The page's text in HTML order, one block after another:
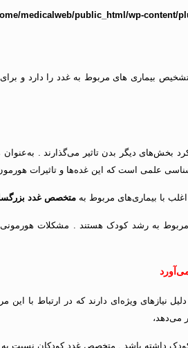
medicalweb/public_html/wp-content/
بیماری های مربوط به غدد را دارد و
بخش‌های دیگر بدن تاثیر می‌گذارند .
علمی است که این غده‌ها و تاثیرات
اغلب با بیماری‌های مربوط بهمتخصص غدد
به رشد کودک هستند . مشکلات
نیازهای ویژه‌ای دارند که در ارتباط با
می‌دهد،
داشته باشد . متخصص غدد کودکان نسبت